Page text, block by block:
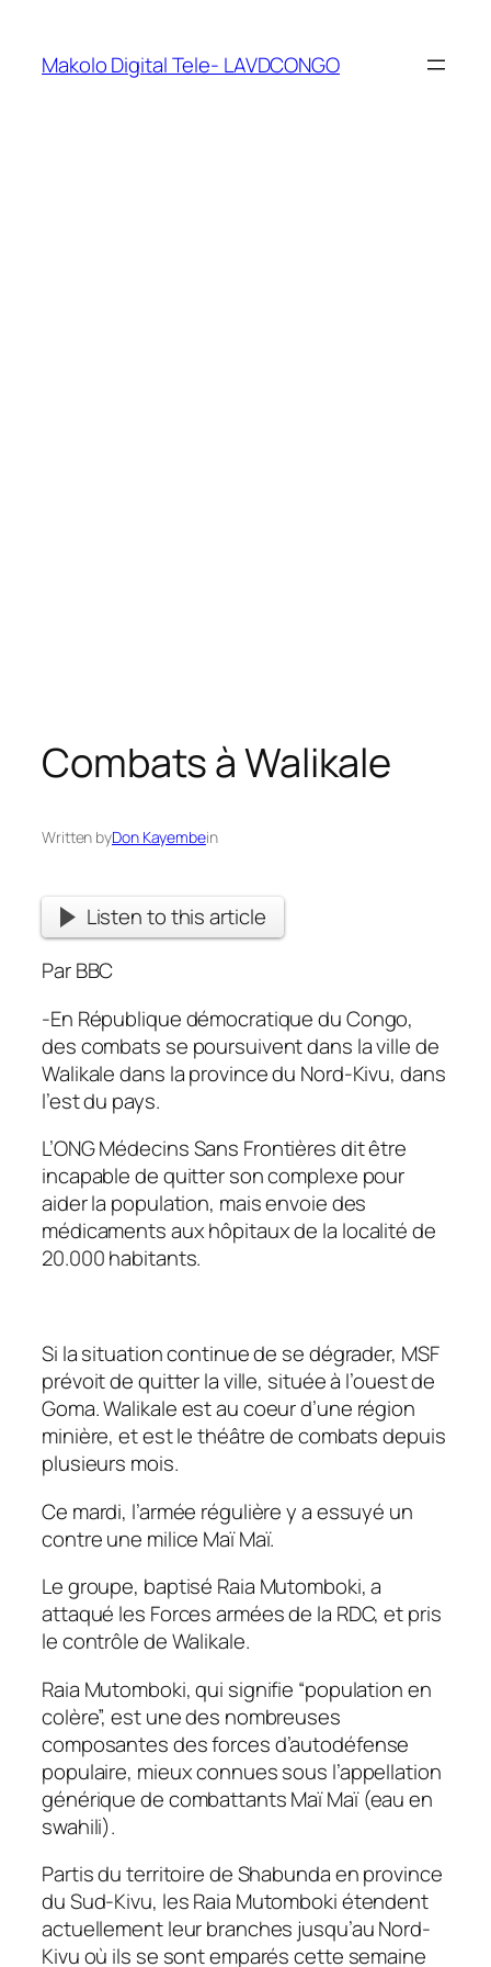
Makolo Digital Tele- LAVDCONGO
Combats à Walikale
Written byDon Kayembein
Listen to this article
Par BBC
-En République démocratique du Congo,
des combats se poursuivent dans la ville de
Walikale dans la province du Nord-Kivu, dans
l’est du pays.
L’ONG Médecins Sans Frontières dit être
incapable de quitter son complexe pour
aider la population, mais envoie des
médicaments aux hôpitaux de la localité de
20.000 habitants.
Si la situation continue de se dégrader, MSF
prévoit de quitter la ville, située à l’ouest de
Goma. Walikale est au coeur d’une région
minière, et est le théâtre de combats depuis
plusieurs mois.
Ce mardi, l’armée régulière y a essuyé un
contre une milice Maï Maï.
Le groupe, baptisé Raia Mutomboki, a
attaqué les Forces armées de la RDC, et pris
le contrôle de Walikale.
Raia Mutomboki, qui signifie “population en
colère”, est une des nombreuses
composantes des forces d’autodéfense
populaire, mieux connues sous l’appellation
générique de combattants Maï Maï (eau en
swahili).
Partis du territoire de Shabunda en province
du Sud-Kivu, les Raia Mutomboki étendent
actuellement leur branches jusqu’au Nord-
Kivu où ils se sont emparés cette semaine